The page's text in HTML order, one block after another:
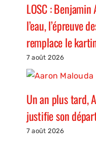
LOSC :
l’eau, l’épreuve
remplace le
7 août 2026
Un an plus tard,
justifie son
7 août 2026